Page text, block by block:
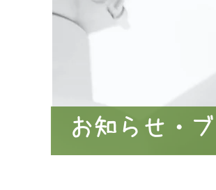
お知らせ・